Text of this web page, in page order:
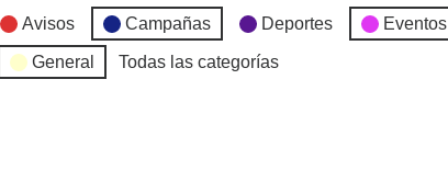
Avisos Campañas Deportes Eventos
General Todas las categorías